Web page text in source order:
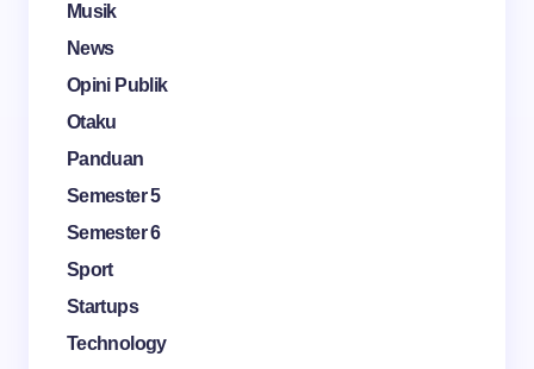
Musik
News
Opini Publik
Otaku
Panduan
Semester 5
Semester 6
Sport
Startups
Technology